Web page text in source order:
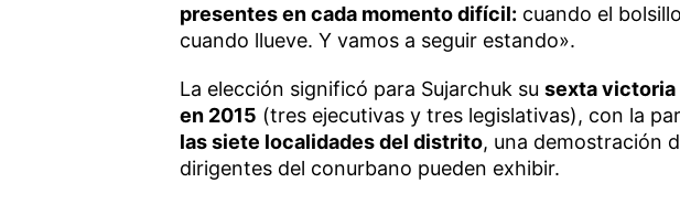
presentes en cada momento difícil: cuando el
cuando llueve. Y vamos a seguir estando».
La elección significó para Sujarchuk su sexta victoria
en 2015 (tres ejecutivas y tres legislativas), con la
las siete localidades del distrito, una demostración
dirigentes del conurbano pueden exhibir.